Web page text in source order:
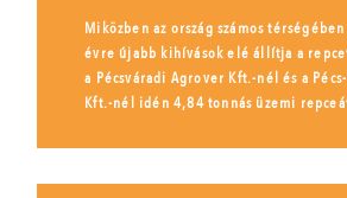
Miközben az ország számos
évre újabb kihívások elé állítja a
a Pécsváradi Agrover Kft.-nél és a
Kft.-nél idén 4,84 tonnás üzemi